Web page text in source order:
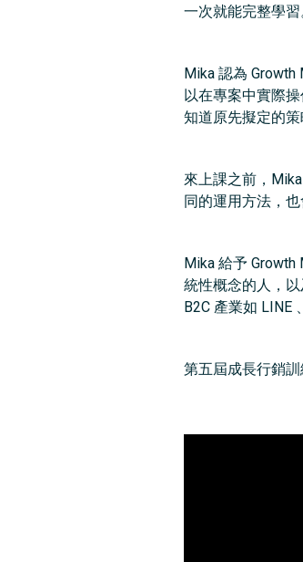
一次就能完整學習
Mika 認為
以在專案中實際
知道原先擬定的策
來上課之前，
同的運用方法，
Mika 給予
統性概念的人，
B2C 產業如 LINE
第五屆成長行銷